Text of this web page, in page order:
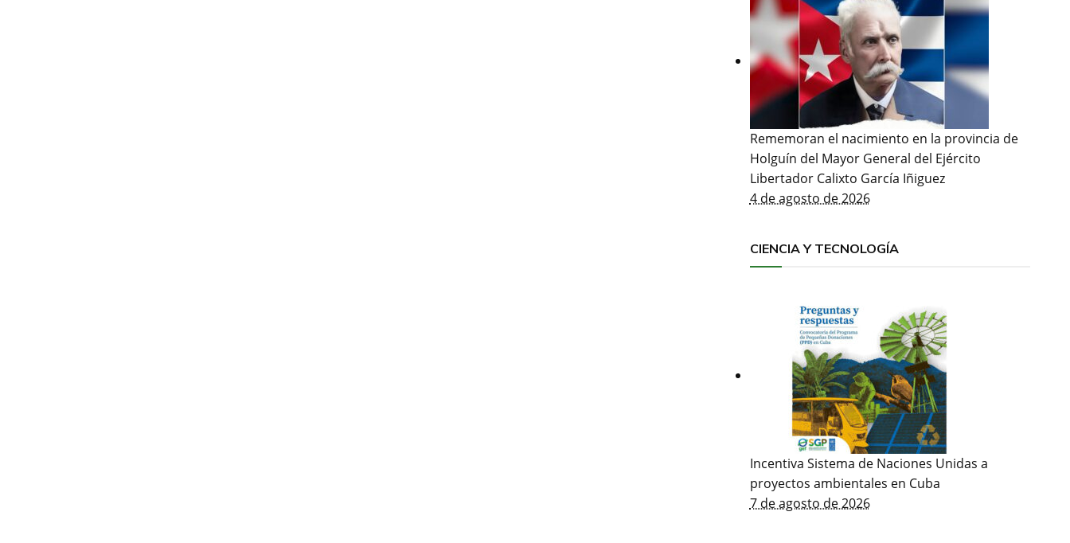
Rememoran el nacimiento en la provincia de
Holguín del Mayor General del Ejército
Libertador Calixto García Iñiguez
4 de agosto de 2026
CIENCIA Y TECNOLOGÍA
Incentiva Sistema de Naciones Unidas a
proyectos ambientales en Cuba
7 de agosto de 2026